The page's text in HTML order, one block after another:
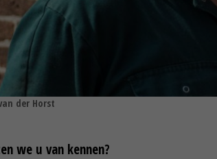
der Horst
we u van kennen?